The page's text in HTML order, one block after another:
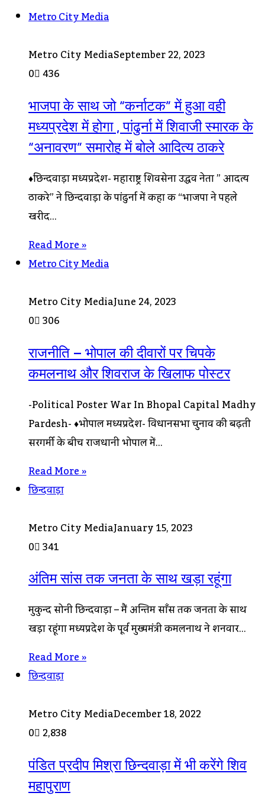
Metro City Media
Metro City MediaSeptember 22, 2023
0 436
भाजपा के साथ जो “कर्नाटक” में हुआ वही
मध्यप्रदेश में होगा , पांढुर्ना में शिवाजी स्मारक के
“अनावरण” समारोह में बोले आदित्य ठाकरे
♦छिन्दवाड़ा मध्यप्रदेश- महाराष्ट्र शिवसेना उद्धव नेता ” आदित्य
ठाकरे” ने छिन्दवाड़ा के पांढुर्ना में कहा कि “भाजपा ने पहले
खरीद…
Read More »
Metro City Media
Metro City MediaJune 24, 2023
0 306
राजनीति – भोपाल की दीवारों पर चिपके
कमलनाथ और शिवराज के खिलाफ पोस्टर
-Political Poster War In Bhopal Capital Madhy
Pardesh- ♦भोपाल मध्यप्रदेश- विधानसभा चुनाव की बढ़ती
सरगर्मी के बीच राजधानी भोपाल में…
Read More »
छिन्दवाड़ा
Metro City MediaJanuary 15, 2023
0 341
अंतिम सांस तक जनता के साथ खड़ा रहूंगा
मुकुन्द सोनी छिन्दवाड़ा – मैं अन्तिम साँस तक जनता के साथ
खड़ा रहूंगा मध्यप्रदेश के पूर्व मुख्यमंत्री कमलनाथ ने शनिवार…
Read More »
छिन्दवाड़ा
Metro City MediaDecember 18, 2022
0 2,838
पंडित प्रदीप मिश्रा छिन्दवाड़ा में भी करेंगे शिव
महापुराण